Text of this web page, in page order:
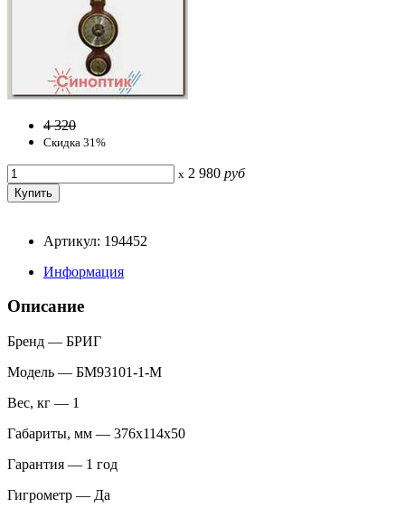
4 320
Скидка 31%
x 2 980 руб
Артикул: 194452
Информация
Описание
Бренд — БРИГ
Модель — БМ93101-1-М
Вес, кг — 1
Габариты, мм — 376х114х50
Гарантия — 1 год
Гигрометр — Да